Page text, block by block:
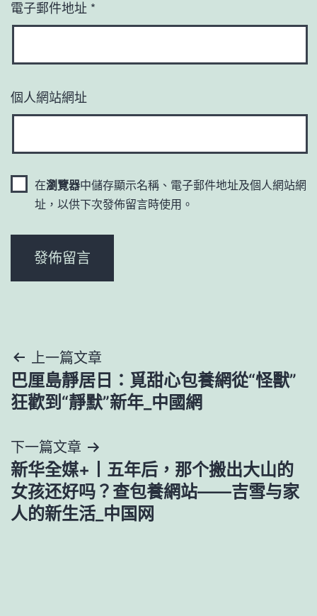
電子郵件地址 *
個人網站網址
在瀏覽器中儲存顯示名稱、電子郵件地址及個人網站網
址，以供下次發佈留言時使用。
文
章
覽
上一篇文章
巴厘島靜居日：覓甜心包養網從“怪獸”
狂歡到“靜默”新年_中國網
下一篇文章
新华全媒+丨五年后，那个搬出大山的
女孩还好吗？查包養網站——吉雪与家
人的新生活_中国网